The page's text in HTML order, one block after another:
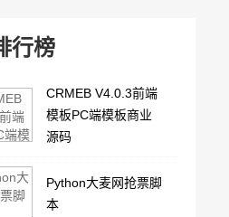
行榜
CRMEB V4.0.3前端
模板PC端模板商业
源码
Python大麦网抢票脚
本